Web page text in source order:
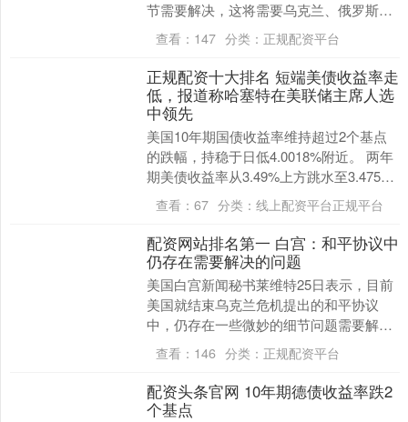
节需要解决，这将需要乌克兰、俄罗斯和
美国之间进一步磋商。 她说正规配资平台
app....
查看： 147 分类： 正规配资平台
正规配资十大排名 短端美债收益率走
低，报道称哈塞特在美联储主席人选
中领先
美国10年期国债收益率维持超过2个基点
的跌幅，持稳于日低4.0018%附近。 两年
期美债收益率从3.49%上方跳水至3.475%
下方，日内跌幅重新扩大至2.4个....
查看： 67 分类： 线上配资平台正规平台
配资网站排名第一 白宫：和平协议中
仍存在需要解决的问题
美国白宫新闻秘书莱维特25日表示，目前
美国就结束乌克兰危机提出的和平协议
中，仍存在一些微妙的细节问题需要解
决，但这些问题并非无法克服。这将需要
乌克兰、俄罗斯和美....
查看： 146 分类： 正规配资平台
配资头条官网 10年期德债收益率跌2
个基点